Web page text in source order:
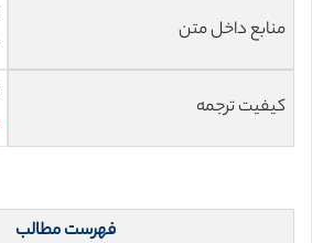
منابع داخل متن
کیفیت ترجمه
فهرست مطالب